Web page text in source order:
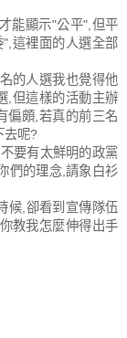
能顯示"公平",但平
這裡面的人選全部
的人選我也覺得他
,但這樣的活動主辦
偏頗,若真的前三名
去呢?
要有太鮮明的政黨
們的理念,請象白衫
候,卻看到宣傳隊伍
教我怎麼伸得出手